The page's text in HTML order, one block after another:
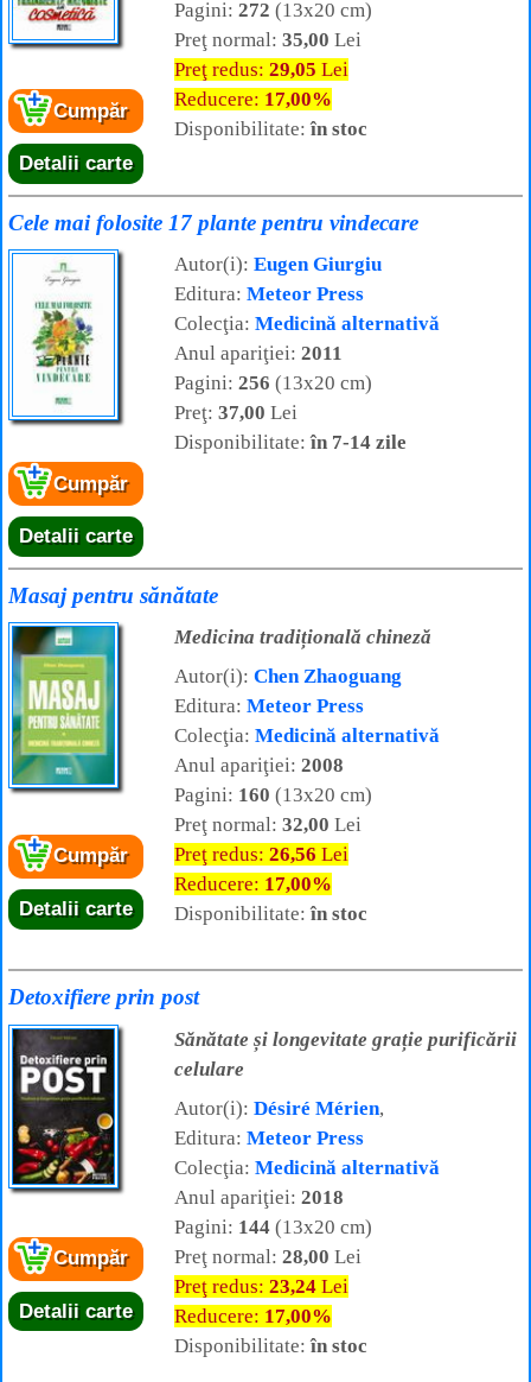
Cumpăr
Detalii carte
Pagini: 272 (13x20 cm)
Preţ normal: 35,00 Lei
Preţ redus: 29,05 Lei
Reducere: 17,00%
Disponibilitate:în stoc
Cele mai folosite 17 plante pentru vindecare
Cumpăr
Detalii carte
Autor(i): Eugen Giurgiu
Editura: Meteor Press
Colecţia: Medicină alternativă
Anul apariţiei: 2011
Pagini: 256 (13x20 cm)
Preţ: 37,00 Lei
Disponibilitate:în 7-14 zile
Masaj pentru sănătate
Cumpăr
Detalii carte
Medicina tradițională chineză
Autor(i): Chen Zhaoguang
Editura: Meteor Press
Colecţia: Medicină alternativă
Anul apariţiei: 2008
Pagini: 160 (13x20 cm)
Preţ normal: 32,00 Lei
Preţ redus: 26,56 Lei
Reducere: 17,00%
Disponibilitate:în stoc
Detoxifiere prin post
Cumpăr
Detalii carte
Sănătate și longevitate grație purificării
celulare
Autor(i): Désiré Mérien,
Editura: Meteor Press
Colecţia: Medicină alternativă
Anul apariţiei: 2018
Pagini: 144 (13x20 cm)
Preţ normal: 28,00 Lei
Preţ redus: 23,24 Lei
Reducere: 17,00%
Disponibilitate:în stoc